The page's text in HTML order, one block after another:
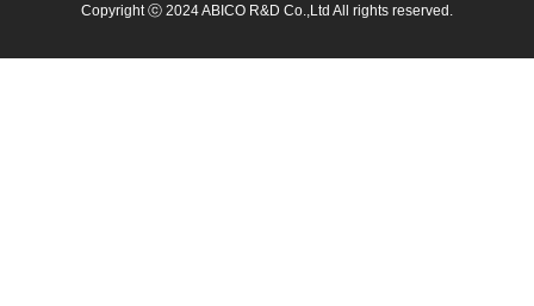
Copyright ⓒ 2024 ABICO R&D Co.,Ltd All rights reserved.